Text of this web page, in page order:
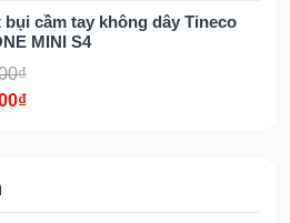
các hạt bụi siêu nhỏ,
bẩn mà mắt thường dễ bỏ
gầm ghế, gầm tủ hoặc
sáng yếu.
nhà, đặc biệt hữu ích
bụi cầm tay không dây Tineco
MINI S4